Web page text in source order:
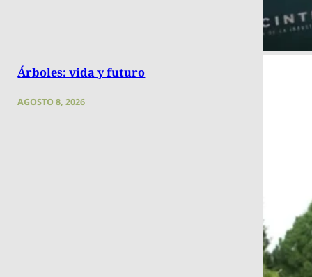
Árboles: vida y futuro
AGOSTO 8, 2026